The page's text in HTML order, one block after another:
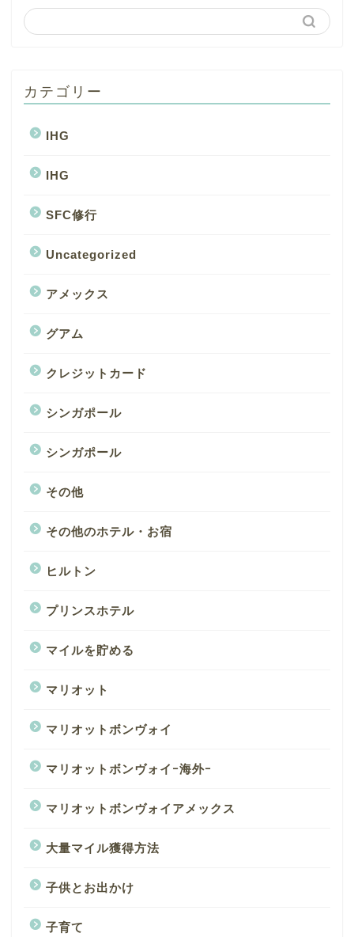
カテゴリー
IHG
IHG
SFC修行
Uncategorized
アメックス
グアム
クレジットカード
シンガポール
シンガポール
その他
その他のホテル・お宿
ヒルトン
プリンスホテル
マイルを貯める
マリオット
マリオットボンヴォイ
マリオットボンヴォイｰ海外ｰ
マリオットボンヴォイアメックス
大量マイル獲得方法
子供とお出かけ
子育て